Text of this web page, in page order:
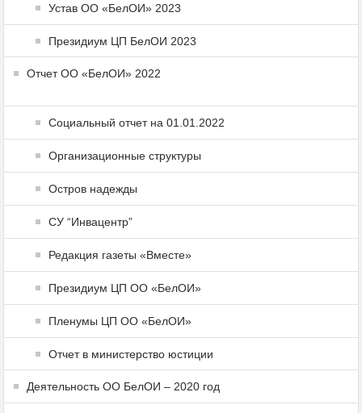
Устав ОО «БелОИ» 2023
Президиум ЦП БелОИ 2023
Отчет ОО «БелОИ» 2022
Социальный отчет на 01.01.2022
Организационные структуры
Остров надежды
СУ “Инвацентр”
Редакция газеты «Вместе»
Президиум ЦП ОО «БелОИ»
Пленумы ЦП ОО «БелОИ»
Отчет в министерство юстиции
Деятельность ОО БелОИ – 2020 год